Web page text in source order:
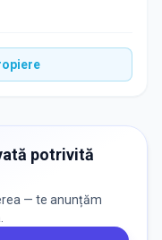
potrivită
— te anunțăm